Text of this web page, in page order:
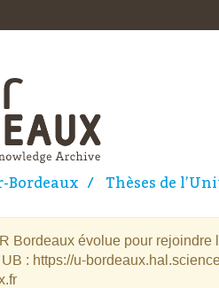
Bordeaux Thèses de
Bordeaux évolue pour
: https://u-